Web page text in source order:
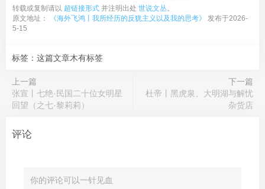
转载或复制请以 超链接形式 并注明出处 世说文丛。
原文地址：
《海外飞鸿丨我所经历的反犹主义以及我的思考》
发布于2026-
5-15
标签：这篇文章木有标签
上一篇
张宣丨七绝·民国二十位女明星
回望（之七·黎莉莉）
下一篇
杜帝丨黑虎泉、大明湖与解忧
杂货店
评论